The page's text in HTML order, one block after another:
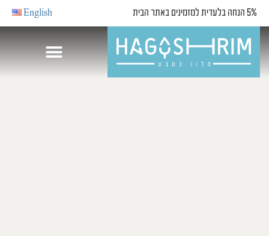
5% הנחה בלעדית למזמינים באתר הבית English